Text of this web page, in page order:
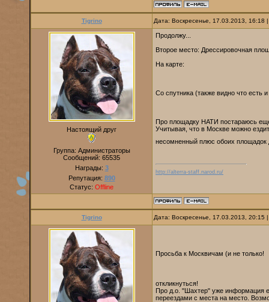
Tigrino Дата: Воскресенье, 17.03.2013,
Настоящий друг
Группа: Администраторы
Сообщений: 65535
Награды: 3
Репутация: 890
Статус: Offline
Продолжу...
Второе место: Дрессировочная
На карте:
Со спутника (также видно что есть
Про площадку НАТИ постараюсь
Учитывая, что в Москве можно
несомненный плюс обоих
http://alterra-staff.narod.ru/
Tigrino Дата: Воскресенье, 17.03.2013,
Просьба к Москвичам (и не только!
откликнуться!
Про д.о. "Шахтер" уже информация
переездами с места на место.